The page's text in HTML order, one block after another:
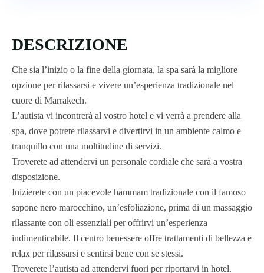
DESCRIZIONE
Che sia l’inizio o la fine della giornata, la spa sarà la migliore
opzione per rilassarsi e vivere un’esperienza tradizionale nel
cuore di Marrakech.
L’autista vi incontrerà al vostro hotel e vi verrà a prendere alla
spa, dove potrete rilassarvi e divertirvi in un ambiente calmo e
tranquillo con una moltitudine di servizi.
Troverete ad attendervi un personale cordiale che sarà a vostra
disposizione.
Inizierete con un piacevole hammam tradizionale con il famoso
sapone nero marocchino, un’esfoliazione, prima di un massaggio
rilassante con oli essenziali per offrirvi un’esperienza
indimenticabile. Il centro benessere offre trattamenti di bellezza e
relax per rilassarsi e sentirsi bene con se stessi.
Troverete l’autista ad attendervi fuori per riportarvi in hotel.